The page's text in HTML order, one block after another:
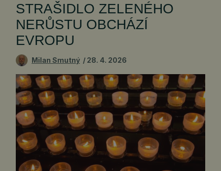
STRAŠIDLO ZELENÉHO
NERŮSTU OBCHÁZÍ
EVROPU
Milan Smutný 28. 4. 2026